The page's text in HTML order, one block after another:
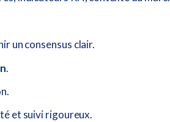
un consensus clair.
.
et suivi rigoureux.